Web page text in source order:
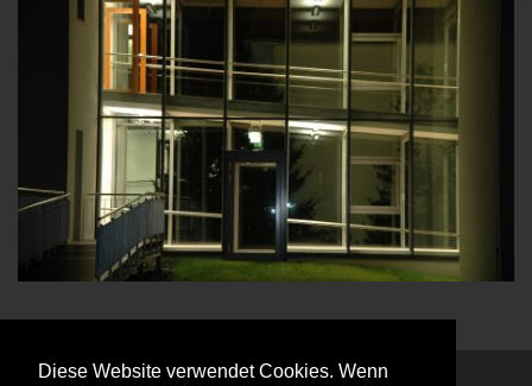
Diese Website verwendet Cookies. Wenn